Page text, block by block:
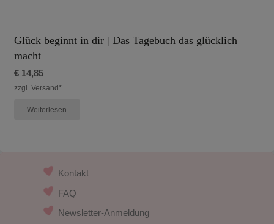
Glück beginnt in dir | Das Tagebuch das glücklich
macht
€14,85
zzgl. Versand*
Weiterlesen
Kontakt
FAQ
Newsletter-Anmeldung